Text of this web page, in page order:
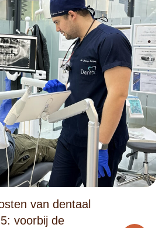
van dentaal
voorbij de